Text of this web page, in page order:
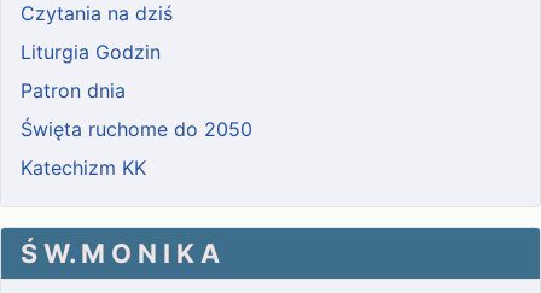
Czytania na dziś
Liturgia Godzin
Patron dnia
Święta ruchome do 2050
Katechizm KK
Ś W. M O N I K A